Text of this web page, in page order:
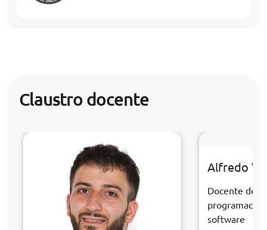
Claustro docente
Alfredo
Docente de
software